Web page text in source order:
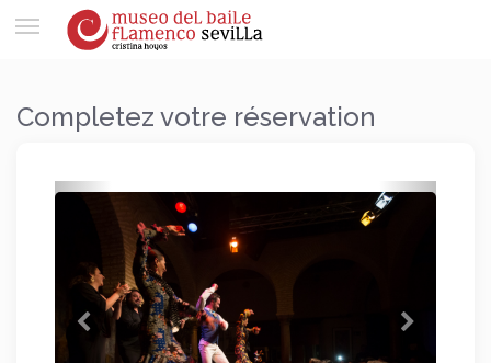
Toggle
navigation
Completez votre réservation
Précédent Suivant